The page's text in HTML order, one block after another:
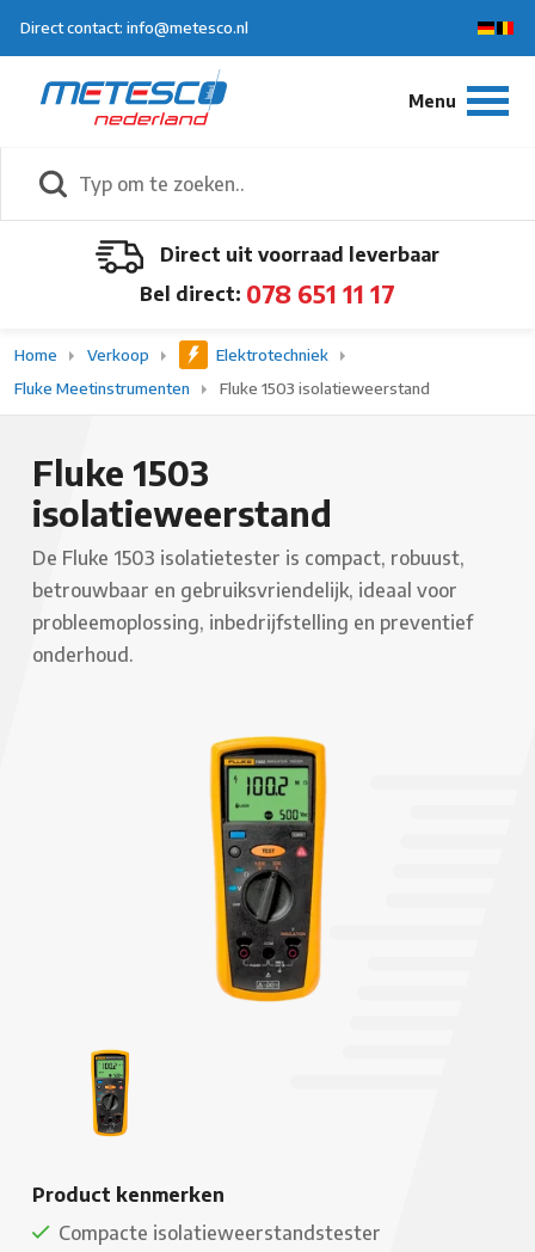
Direct contact: info@metesco.nl
Direct uit voorraad leverbaar
Bel direct: 078 651 11 17
Home Verkoop
Elektrotechniek
Fluke Meetinstrumenten
Fluke 1503 isolatieweerstand
Fluke 1503
isolatieweerstand
De Fluke 1503 isolatietester is compact, robuust,
betrouwbaar en gebruiksvriendelijk, ideaal voor
probleemoplossing, inbedrijfstelling en preventief
onderhoud.
Product kenmerken
Compacte isolatieweerstandstester